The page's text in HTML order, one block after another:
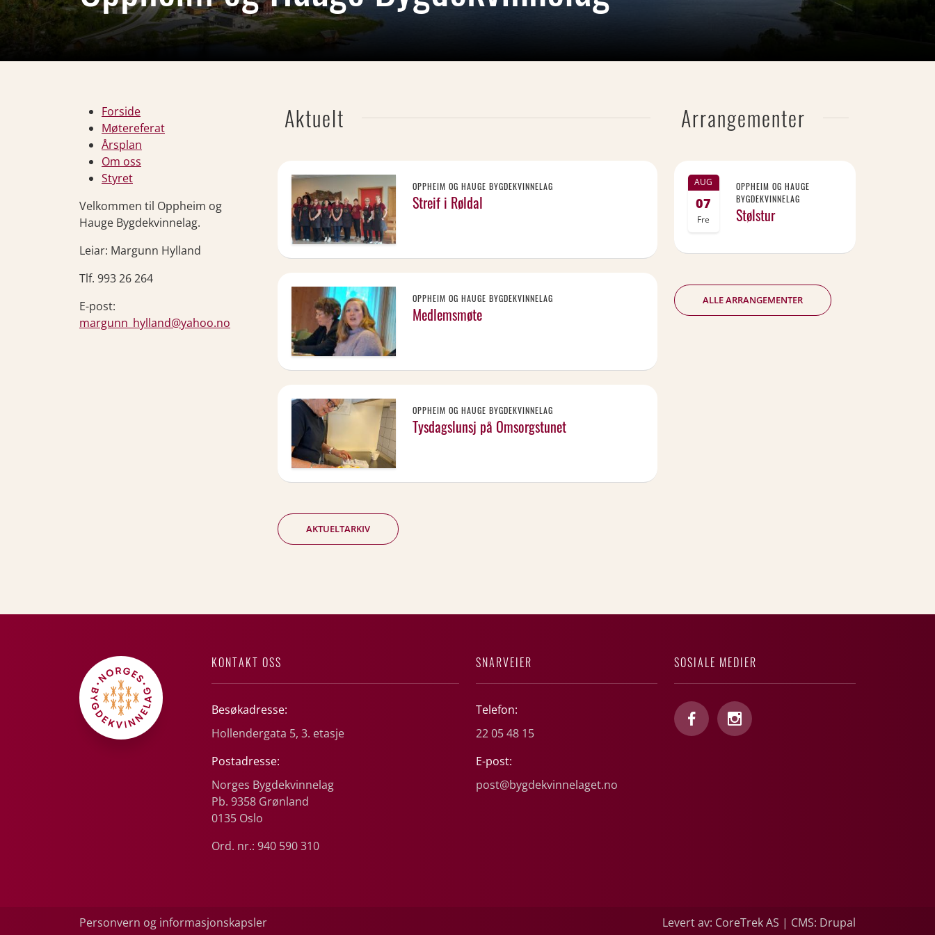
Forside
Møtereferat
Årsplan
Om oss
Styret
Velkommen til Oppheim og
Hauge Bygdekvinnelag.
Leiar: Margunn Hylland
Tlf. 993 26 264
E-post:
margunn_hylland@yahoo.no
Aktuelt
OPPHEIM OG HAUGE BYGDEKVINNELAG
Streif i Røldal
OPPHEIM OG HAUGE BYGDEKVINNELAG
Medlemsmøte
OPPHEIM OG HAUGE BYGDEKVINNELAG
Tysdagslunsj på Omsorgstunet
AKTUELTARKIV
Arrangementer
AUG
07
Fre
OPPHEIM OG HAUGE
BYGDEKVINNELAG
Stølstur
ALLE ARRANGEMENTER
KONTAKT OSS
Besøkadresse:
Hollendergata 5, 3. etasje
Postadresse:
Norges Bygdekvinnelag
Pb. 9358 Grønland
0135 Oslo
Ord. nr.: 940 590 310
SNARVEIER
Telefon:
22 05 48 15
E-post:
post@bygdekvinnelaget.no
SOSIALE MEDIER
Personvern og informasjonskapsler Levert av: CoreTrek AS | CMS: Drupal